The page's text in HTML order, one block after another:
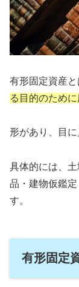
有形固定資産と
る目的のため
形があり、目に
具体的には、
品・建物仮鑑
す。
有形固定